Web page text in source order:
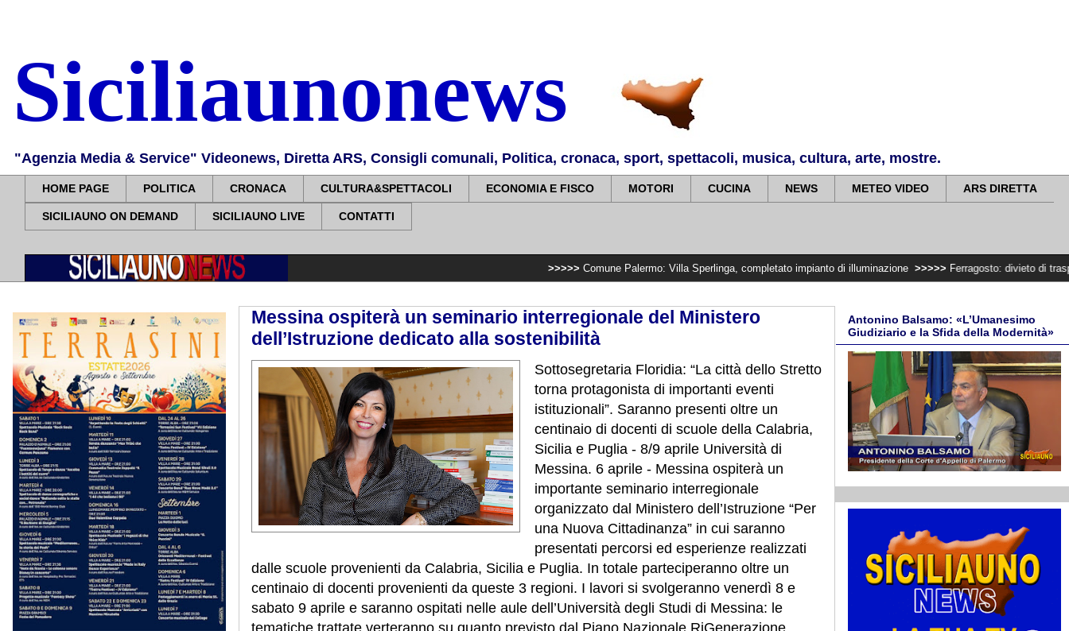
Siciliaunonews
"Agenzia Media & Service" Videonews, Diretta ARS, Consigli comunali, Politica, cronaca, sport, spettacoli, musica, cultura, arte, mostre.
HOME PAGE POLITICA CRONACA CULTURA&SPETTACOLI ECONOMIA E FISCO MOTORI CUCINA NEWS METEO VIDEO ARS DIRETTA
SICILIAUNO ON DEMAND SICILIAUNO LIVE CONTATTI
Comune Palermo: Villa Sperlinga, completato impianto di illuminazione >>>>> Ferragosto: divieto di trasportare legna
Messina ospiterà un seminario interregionale del Ministero
dell’Istruzione dedicato alla sostenibilità
Sottosegretaria Floridia: “La città dello Stretto
torna protagonista di importanti eventi
istituzionali”. Saranno presenti oltre un
centinaio di docenti di scuole della Calabria,
Sicilia e Puglia - 8/9 aprile Università di
Messina. 6 aprile - Messina ospiterà un
importante seminario interregionale
organizzato dal Ministero dell’Istruzione “Per
una Nuova Cittadinanza” in cui saranno
presentati percorsi ed esperienze realizzati
dalle scuole provenienti da Calabria, Sicilia e Puglia. In totale parteciperanno oltre un
centinaio di docenti provenienti da queste 3 regioni. I lavori si svolgeranno venerdì 8 e
sabato 9 aprile e saranno ospitati nelle aule dell’Università degli Studi di Messina: le
tematiche trattate verteranno su quanto previsto dal Piano Nazionale RiGenerazione
Antonino Balsamo: «L’Umanesimo
Giudiziario e la Sfida della Modernità»